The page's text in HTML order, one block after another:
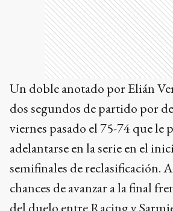
Un doble anotado por Elián
dos segundos de partido por
viernes pasado el 75-74 que
adelantarse en la serie en el
semifinales de reclasificación.
chances de avanzar a la final
del duelo entre Racing y